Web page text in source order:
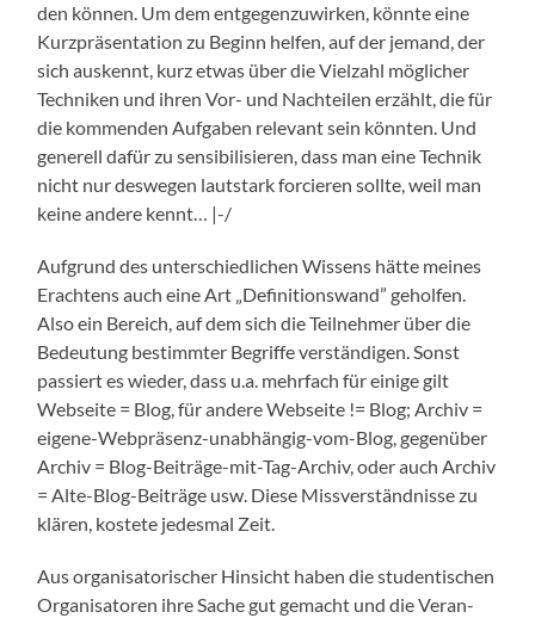
den kön­nen. Um dem ent­ge­gen­zu­wir­ken, könn­te eine
Kurz­prä­sen­ta­ti­on zu Beginn hel­fen, auf der jemand, der
sich aus­kennt, kurz etwas über die Viel­zahl mög­li­cher
Tech­ni­ken und ihren Vor- und Nach­tei­len erzählt, die für
die kom­men­den Auf­ga­ben rele­vant sein könn­ten. Und
gene­rell dafür zu sen­si­bi­li­sie­ren, dass man eine Tech­nik
nicht nur des­we­gen laut­stark for­cie­ren soll­te, weil man
kei­ne ande­re kennt… |-/
Auf­grund des unter­schied­li­chen Wis­sens hät­te mei­nes
Erach­tens auch eine Art „Defi­ni­ti­ons­wand” gehol­fen.
Also ein Bereich, auf dem sich die Teil­neh­mer über die
Bedeu­tung bestimm­ter Begrif­fe ver­stän­di­gen. Sonst
pas­siert es wie­der, dass u.a. mehr­fach für eini­ge gilt
Web­sei­te = Blog, für ande­re Web­sei­te != Blog; Archiv =
eige­ne-Web­prä­senz-unab­hän­gig-vom-Blog, gegen­über
Archiv = Blog-Bei­trä­ge-mit-Tag-Archiv, oder auch Archiv
= Alte-Blog-Bei­trä­ge usw. Die­se Miss­ver­ständ­nis­se zu
klä­ren, kos­te­te jedes­mal Zeit.
Aus orga­ni­sa­to­ri­scher Hin­sicht haben die stu­den­ti­schen
Orga­ni­sa­to­ren ihre Sache gut gemacht und die Ver­an­